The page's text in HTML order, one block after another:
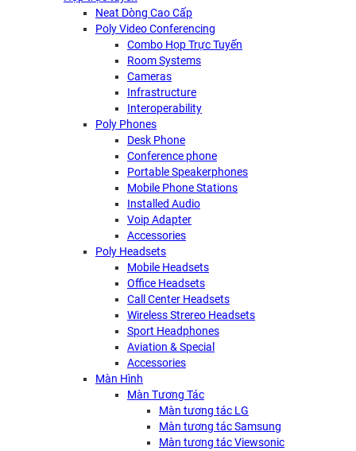
Neat Dòng Cao Cấp
Poly Video Conferencing
Combo Họp Trực Tuyến
Room Systems
Cameras
Infrastructure
Interoperability
Poly Phones
Desk Phone
Conference phone
Portable Speakerphones
Mobile Phone Stations
Installed Audio
Voip Adapter
Accessories
Poly Headsets
Mobile Headsets
Office Headsets
Call Center Headsets
Wireless Strereo Headsets
Sport Headphones
Aviation & Special
Accessories
Màn Hình
Màn Tương Tác
Màn tương tác LG
Màn tương tác Samsung
Màn tương tác Viewsonic